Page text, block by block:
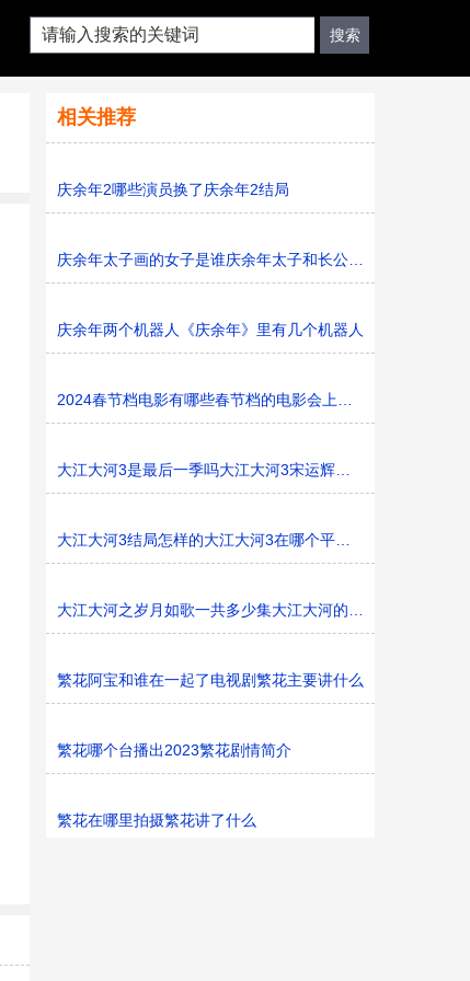
相关推荐
庆余年2哪些演员换了庆余年2结局
庆余年太子画的女子是谁庆余年太子和长公主是什么关系
庆余年两个机器人《庆余年》里有几个机器人
2024春节档电影有哪些春节档的电影会上映多久
大江大河3是最后一季吗大江大河3宋运辉和梁思申结婚了吗
大江大河3结局怎样的大江大河3在哪个平台播
大江大河之岁月如歌一共多少集大江大河的东海是哪里
繁花阿宝和谁在一起了电视剧繁花主要讲什么
繁花哪个台播出2023繁花剧情简介
繁花在哪里拍摄繁花讲了什么